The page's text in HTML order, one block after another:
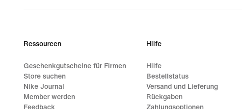
Ressourcen
Geschenkgutscheine für Firmen
Store suchen
Nike Journal
Member werden
Feedback
Hilfe
Hilfe
Bestellstatus
Versand und Lieferung
Rückgaben
Zahlungsoptionen